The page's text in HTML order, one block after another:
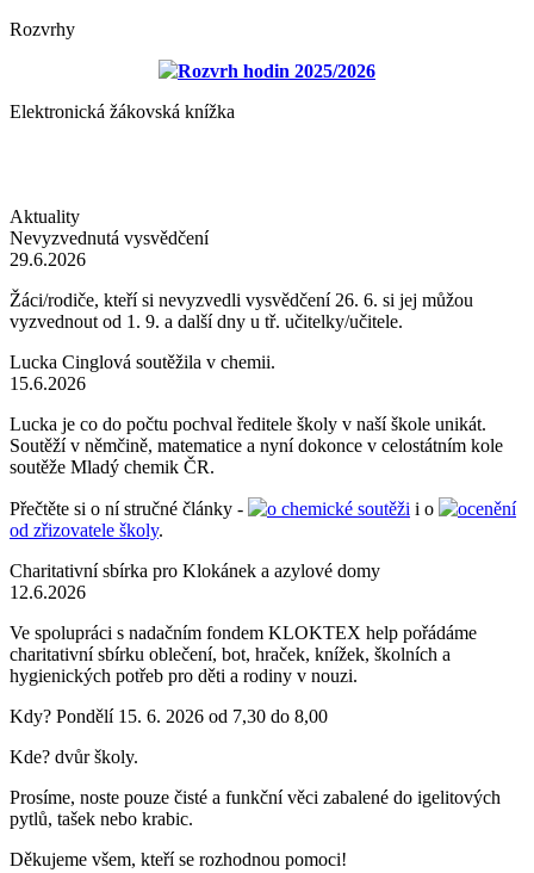
Rozvrhy
Rozvrh hodin 2025/2026
Elektronická žákovská knížka
Aktuality
Nevyzvednutá vysvědčení
29.6.2026
Žáci/rodiče, kteří si nevyzvedli vysvědčení 26. 6. si jej můžou
vyzvednout od 1. 9. a další dny u tř. učitelky/učitele.
Lucka Cinglová soutěžila v chemii.
15.6.2026
Lucka je co do počtu pochval ředitele školy v naší škole unikát.
Soutěží v němčině, matematice a nyní dokonce v celostátním kole
soutěže Mladý chemik ČR.
Přečtěte si o ní stručné články - o chemické soutěži i o
ocenění
od zřizovatele školy.
Charitativní sbírka pro Klokánek a azylové domy
12.6.2026
Ve spolupráci s nadačním fondem KLOKTEX help pořádáme
charitativní sbírku oblečení, bot, hraček, knížek, školních a
hygienických potřeb pro děti a rodiny v nouzi.
Kdy? Pondělí 15. 6. 2026 od 7,30 do 8,00
Kde? dvůr školy.
Prosíme, noste pouze čisté a funkční věci zabalené do igelitových
pytlů, tašek nebo krabic.
Děkujeme všem, kteří se rozhodnou pomoci!